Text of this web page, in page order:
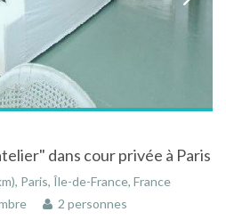
dans cour privée à Paris
Paris, Île-de-France, France
2 personnes